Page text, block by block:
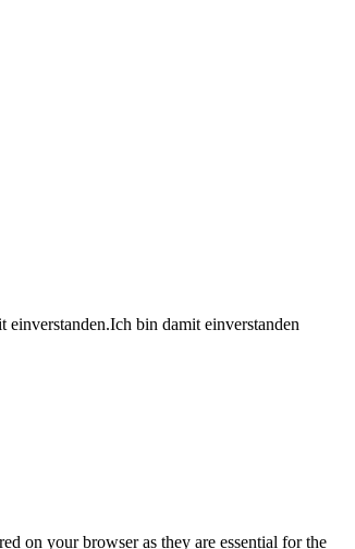
einverstanden.Ich bin damit einverstanden
on your browser as they are essential for the